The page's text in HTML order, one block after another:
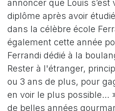
annoncer que Louis s’est
diplôme après avoir
dans la célèbre école
également cette année
Ferrandi dédié à la
Rester à l'étranger,
ou 3 ans de plus, pour
en voir le plus possible…
de belles années